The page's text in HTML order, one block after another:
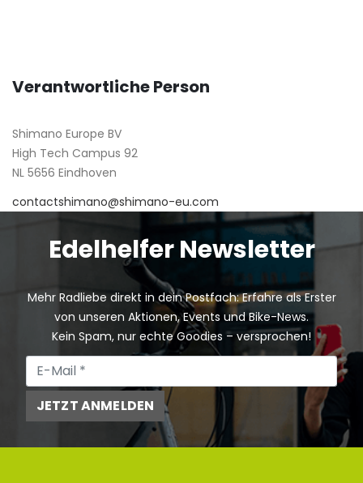
Verantwortliche Person
Shimano Europe BV
High Tech Campus 92
NL 5656 Eindhoven
contactshimano@shimano-eu.com
Edelhelfer Newsletter
Mehr Radliebe direkt in dein Postfach: Erfahre als Erster
von unseren Aktionen, Events und Bike-News.
Kein Spam, nur echte Goodies – versprochen!
JETZT ANMELDEN